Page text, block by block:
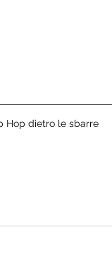
Hop dietro le sbarre